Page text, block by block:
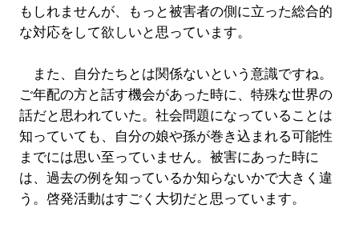
もしれませんが、もっと被害者の側に立った総合的
な対応をして欲しいと思っています。
また、自分たちとは関係ないという意識ですね。
ご年配の方と話す機会があった時に、特殊な世界の
話だと思われていた。社会問題になっていることは
知っていても、自分の娘や孫が巻き込まれる可能性
までには思い至っていません。被害にあった時に
は、過去の例を知っているか知らないかで大きく違
う。啓発活動はすごく大切だと思っています。